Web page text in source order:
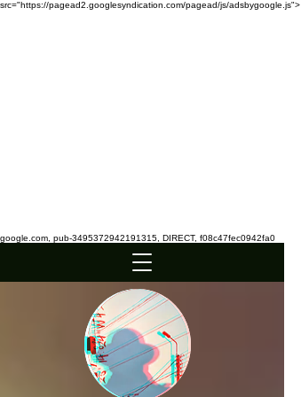
src="https://pagead2.googlesyndication.com/pagead/js/adsbygoogle.js">
google.com, pub-3495372942191315, DIRECT, f08c47fec0942fa0